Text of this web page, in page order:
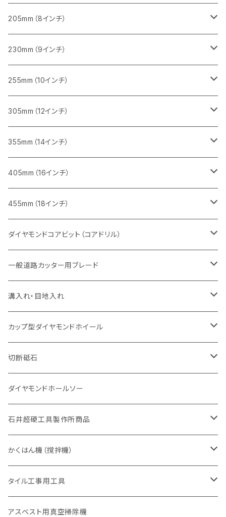
一般道路カッター用
455ｍｍ（18インチ）
一般道路カッター用
ブロック切断用
レンガ切断用
インターロッキング切断用
鋳鉄管切断用
ヒューム管・U字溝切断用
コンクリート切断用
ブロック切断用
レンガ切断用
インターロッキング切断用
鋳鉄管切断用
ヒューム管・U字溝切断用
FRP切断用
塩ビ管・キッチンパネル切断用
大理石
コンクリート切断用
ブロック切断用
レンガ切断用
インターロッキング切断用
鋳鉄管切断用
ヒューム管・U字溝切断用
みかげ石（御影石）切断用
コンクリート切断用
ブロック切断用
レンガ切断用
インターロッキング切断用
鋳鉄管切断用
ヒューム管・U字溝切断用
205mm（8インチ）
みかげ石（御影石）切断用
コンクリート切断用
ブロック切断用
レンガ切断用
インターロッキング切断用
鋳鉄管切断用
ヒューム管・U字溝切断用
230mm（9インチ）
みかげ石（御影石）切断用
コンクリート切断用
ブロック切断用
レンガ切断用
インターロッキング切断用
鋳鉄管切断用
ヒューム管・U字溝切断用
255mm（10インチ）
コンクリート切断用
一般道路カッター用
ブロック切断用
レンガ切断用
インターロッキング切断用
一般道路カッター用
ヒューム管・U字溝切断用
アスファルト切断用
一般道路カッター用
305mm（12インチ）
みかげ石（御影石）切断用
セグメント
セグメント（特殊凹凸加工チップ
鉄筋コンクリート切断用
セグメントタイプ
コンクリート切断用
セグメント
セグメント（特殊凸凹加工チップ
ブロック切断用
セグメント
セグメント（特殊凸凹加工チップ
レンガ切断用
セグメント
セグメント（特殊凸凹加工チップ
インターロッキング切断用
セグメントタイプ
一般道路カッター用
鋳鉄管切断用
セグメントタイプ
埋設鋳鉄管工事対応タイプ
ヒューム管・U字溝切断用
セグメント
セグメント（特殊凸凹加工チップ
アスファルト切断用
一般道路カッター用
355mm（14インチ）
みかげ石（御影石）切断用
セグメント
セグメント（特殊凸凹加工チップ
鉄筋コンクリート切断用
セグメントタイプ
コンクリート切断用
セグメント
セグメント（特殊凸凹加工チップ
ブロック切断用
セグメント
セグメント（特殊凸凹加工チップ
レンガ切断用
セグメント
セグメント（特殊凸凹加工チップ
インターロッキング切断用
セグメントタイプ
一般道路カッター用
鋳鉄管切断用
セグメントタイプ
埋設鋳鉄管工事対応タイプ
ヒューム管・U字溝切断用
セグメントタイプ
セグメント（特殊凸凹加工チップ
アスファルト切断用
一般道路カッター用
405mm（16インチ）
みかげ石（御影石）切断用
セグメントタイプ
コンクリート切断用
セグメントタイプ
一般道路カッター用
鉄筋コンクリート切断用
セグメントタイプ
インターロッキング切断用
セグメントタイプ
一般道路カッター用
鋳鉄管切断用
セグメントタイプ
埋設鋳鉄管工事対応タイプ
ヒューム管・U字溝切断用
セグメントタイプ
アスファルト切断用
一般道路カッター用
455mm（18インチ）
道路コンクリート切断用
道路アスファルト切断用
ダイヤモンドコアビット（コアドリル）
Aロット
有効長 250mm
有効長 370mm
Ｃロット
有効長 250mm
M27
有効長 250mm
一般道路カッター用ブレード
道路（アスファルト用）
255mm（10インチ）
305mm（12インチ）
道路（コンクリート舗装面）
255mm（10インチ）
305mm（12インチ）
道路（アス・コン兼用）
305mm（12インチ）
355mm（14インチ）
溝入れ・目地入れ
V型チップ
ストレート型チップ
U型チップ
カップ型ダイヤモンドホイール
100mm（4インチ）
125mm（5インチ）
切断砥石
金属用
305mm（12インチ）
355mm（14インチ）
非金属用
305mm（12インチ）
355mm（14インチ）
ダイヤモンドホールソー
石井超硬工具製作所商品
押し切り（タイル切断機）
本体
替え刃
電動切断機
本体
ブリック＆ブロック用切断機
かくはん機（撹拌機）
本体
低速回転
付属品
タイル工事用工具
手動工具
アスベスト用真空掃除機